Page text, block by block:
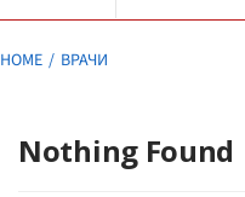
HOME ВРАЧИ
Nothing Found